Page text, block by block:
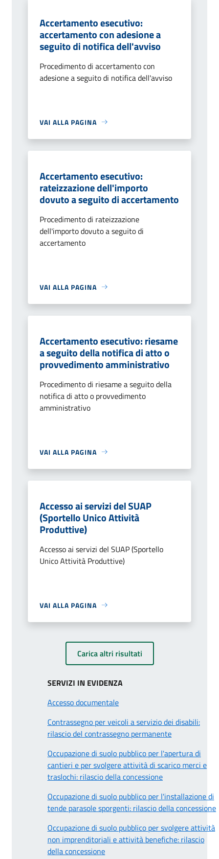
Accertamento esecutivo:
accertamento con adesione a
seguito di notifica dell'avviso
Procedimento di accertamento con
adesione a seguito di notifica dell'avviso
VAI ALLA PAGINA
Accertamento esecutivo:
rateizzazione dell'importo
dovuto a seguito di accertamento
Procedimento di rateizzazione
dell'importo dovuto a seguito di
accertamento
VAI ALLA PAGINA
Accertamento esecutivo: riesame
a seguito della notifica di atto o
provvedimento amministrativo
Procedimento di riesame a seguito della
notifica di atto o provvedimento
amministrativo
VAI ALLA PAGINA
Accesso ai servizi del SUAP
(Sportello Unico Attività
Produttive)
Accesso ai servizi del SUAP (Sportello
Unico Attività Produttive)
VAI ALLA PAGINA
Carica altri risultati
SERVIZI IN EVIDENZA
Accesso documentale
Contrassegno per veicoli a servizio dei disabili:
rilascio del contrassegno permanente
Occupazione di suolo pubblico per l'apertura di
cantieri e per svolgere attività di scarico merci e
traslochi: rilascio della concessione
Occupazione di suolo pubblico per l'installazione di
tende parasole sporgenti: rilascio della concessione
Occupazione di suolo pubblico per svolgere attività
non imprenditoriali e attività benefiche: rilascio
della concessione